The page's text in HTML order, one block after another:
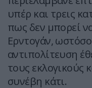
υπέρ και τρεις
πως δεν μπορεί
Ερντογάν,
αντιπολίτευση
τους εκλογικούς
συνέβη κάτι.